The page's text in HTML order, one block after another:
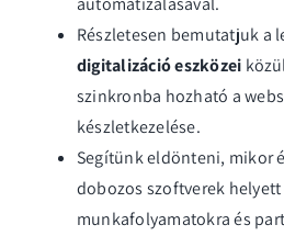
Részletesen bemutatjuk a
digitalizáció eszközei
szinkronba hozható a
készletkezelése.
Segítünk eldönteni, mikor
dobozos szoftverek helyett
munkafolyamatokra és